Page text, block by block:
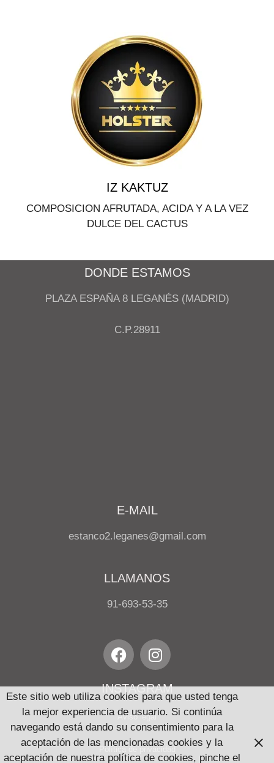
IZ KAKTUZ
COMPOSICION AFRUTADA, ACIDA Y A LA VEZ
DULCE DEL CACTUS
DONDE ESTAMOS
PLAZA ESPAÑA 8 LEGANÉS (MADRID)
C.P.28911
E-MAIL
estanco2.leganes@gmail.com
LLAMANOS
91-693-53-35
INSTAGRAM
Aviso legal
Este sitio web utiliza cookies para que usted tenga
la mejor experiencia de usuario. Si continúa
navegando está dando su consentimiento para la
aceptación de las mencionadas cookies y la
aceptación de nuestra política de cookies, pinche el